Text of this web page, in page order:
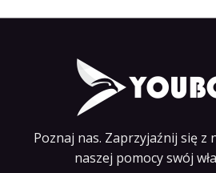
Poznaj nas. Zaprzyjaźnij się z
naszej pomocy swój